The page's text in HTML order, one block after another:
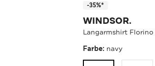
-35%*
WINDSOR.
Langarmshirt
Farbe: navy